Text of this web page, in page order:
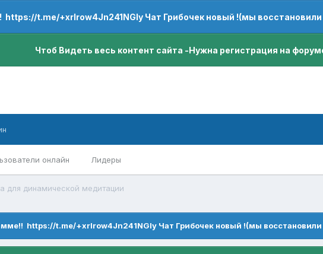
t.me/+xrIrow4Jn241NGIy Чат Грибочек новый !(мы восстановили
Чтоб Видеть весь контент сайта -Нужна регистрация на
онлайн Лидеры
для динамической медитации
https://t.me/+xrIrow4Jn241NGIy Чат Грибочек новый !(мы восстановили